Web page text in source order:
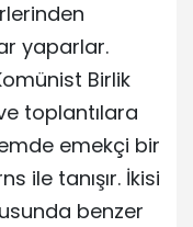
yaparlar.
Birlik
toplantılara
emekçi bir
ile tanışır. İkisi
benzer